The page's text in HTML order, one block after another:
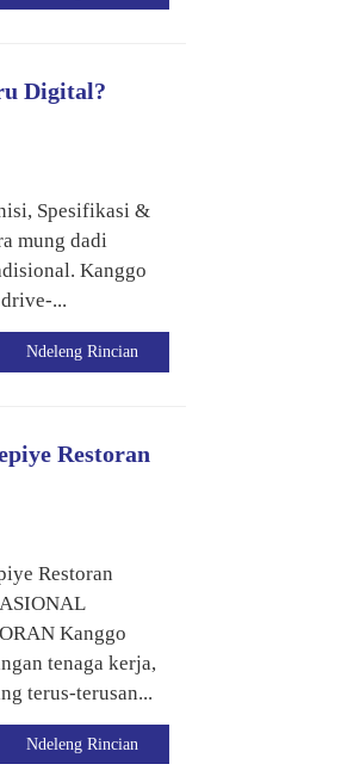
Digital?
Spesifikasi &
mung dadi
Kanggo
...
Ndeleng Rincian
Restoran
Restoran
Kanggo
tenaga kerja,
terus-terusan...
Ndeleng Rincian